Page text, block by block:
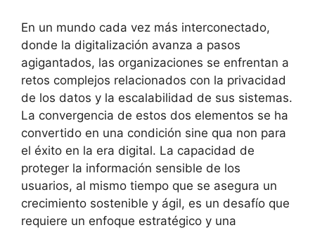
En un mundo cada vez más interconectado,
donde la digitalización avanza a pasos
agigantados, las organizaciones se enfrentan a
retos complejos relacionados con la privacidad
de los datos y la escalabilidad de sus sistemas.
La convergencia de estos dos elementos se ha
convertido en una condición sine qua non para
el éxito en la era digital. La capacidad de
proteger la información sensible de los
usuarios, al mismo tiempo que se asegura un
crecimiento sostenible y ágil, es un desafío que
requiere un enfoque estratégico y una